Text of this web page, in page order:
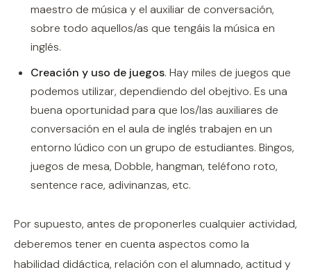
maestro de música y el auxiliar de conversación,
sobre todo aquellos/as que tengáis la música en
inglés.
Creación y uso de juegos. Hay miles de juegos que
podemos utilizar, dependiendo del obejtivo. Es una
buena oportunidad para que los/las auxiliares de
conversación en el aula de inglés trabajen en un
entorno lúdico con un grupo de estudiantes. Bingos,
juegos de mesa, Dobble, hangman, teléfono roto,
sentence race, adivinanzas, etc.
Por supuesto, antes de proponerles cualquier actividad,
deberemos tener en cuenta aspectos como la
habilidad didáctica, relación con el alumnado, actitud y